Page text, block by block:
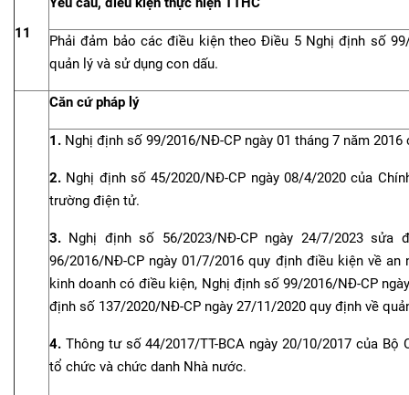
11
Phải đảm bảo các điều kiện theo Điều 5 Nghị định số
quản lý và sử dụng con dấu.
Căn cứ pháp lý
1. Nghị định số 99/2016/NĐ-CP ngày 01 tháng 7 năm
2. Nghị định số 45/2020/NĐ-CP ngày 08/4/2020 của
trường điện tử.
3. Nghị định số 56/2023/NĐ-CP ngày 24/7/2023
96/2016/NĐ-CP ngày 01/7/2016 quy định điều kiện về
kinh doanh có điều kiện, Nghị định số 99/2016/NĐ-CP
định số 137/2020/NĐ-CP ngày 27/11/2020 quy định về
4. Thông tư số 44/2017/TT-BCA ngày 20/10/2017 của
tổ chức và chức danh Nhà nước.